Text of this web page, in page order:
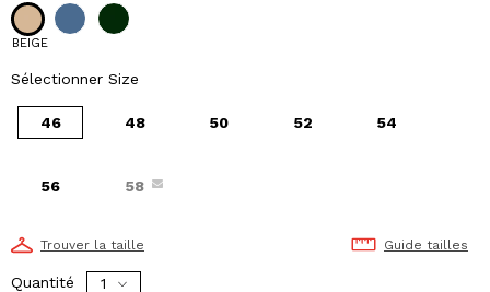
BEIGE
Sélectionner Size
46 48 50 52 54
56 58
Trouver la taille Guide tailles
Quantité